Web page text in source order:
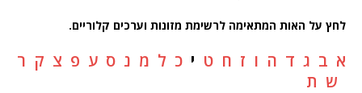
לחץ על האות המתאימה לרשימת מזונות וערכים קלוריים.
א ב ג ד ה ו ז ח ט י כ ל מ נ ס ע פ צ ק ר
ש ת